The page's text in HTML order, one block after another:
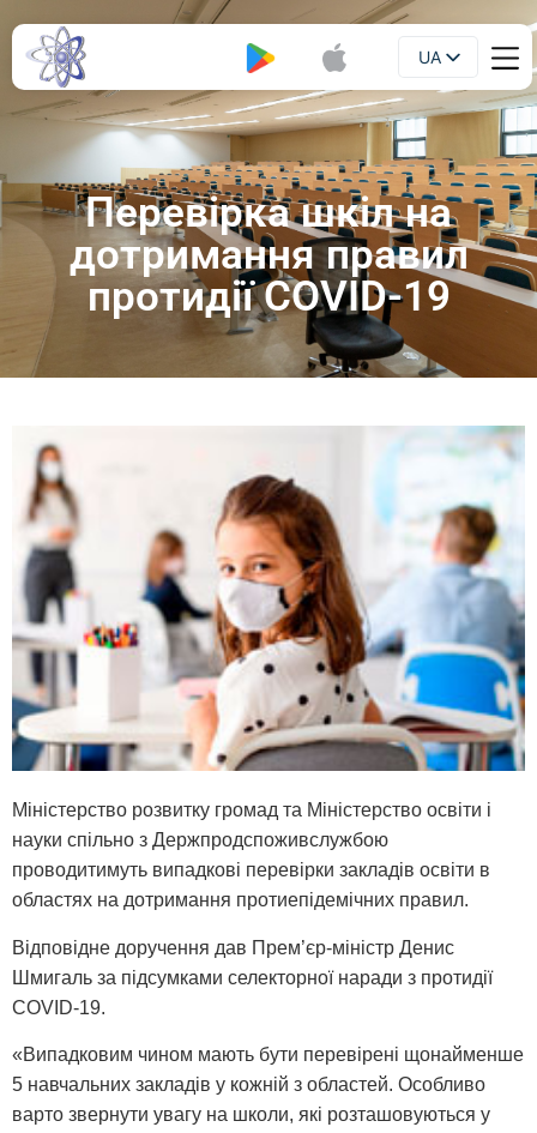
UA
EN
Перевірка шкіл на
дотримання правил
протидії COVID-19
Міністерство розвитку громад та Міністерство освіти і
науки спільно з Держпродспоживслужбою
проводитимуть випадкові перевірки закладів освіти в
областях на дотримання протиепідемічних правил.
Відповідне доручення дав Прем’єр-міністр Денис
Шмигаль за підсумками селекторної наради з протидії
COVID-19.
«Випадковим чином мають бути перевірені щонайменше
5 навчальних закладів у кожній з областей. Особливо
варто звернути увагу на школи, які розташовуються у